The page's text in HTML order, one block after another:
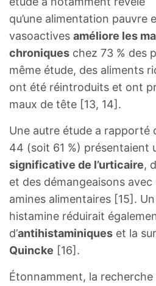
qu’une alimentation pauvre
vasoactives améliore les
chroniques chez 73 % des
même étude, des aliments
ont été réintroduits et ont
maux de tête [13, 14].
Une autre étude a rapporté
44 (soit 61 %) présentaient
significative de l’urticaire,
et des démangeaisons
amines alimentaires [15].
histamine réduirait
d’antihistaminiques et la
Quincke [16].
Étonnamment, la recherche